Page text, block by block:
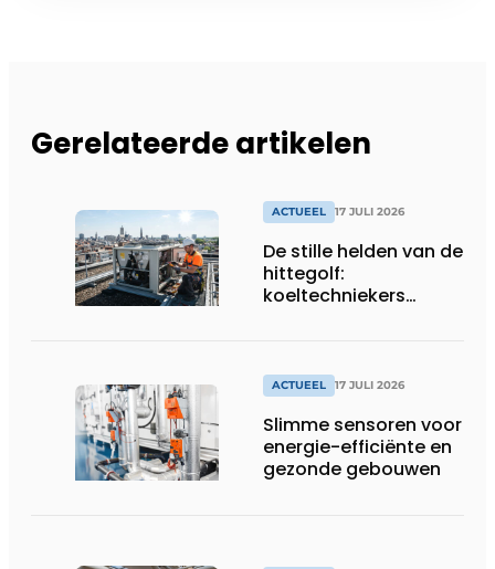
Gerelateerde artikelen
ACTUEEL 17 JULI 2026
De stille helden van de
hittegolf:
koeltechniekers
productiebedrijven
ACTUEEL 17 JULI 2026
Slimme sensoren voor
energie-efficiënte en
gezonde gebouwen